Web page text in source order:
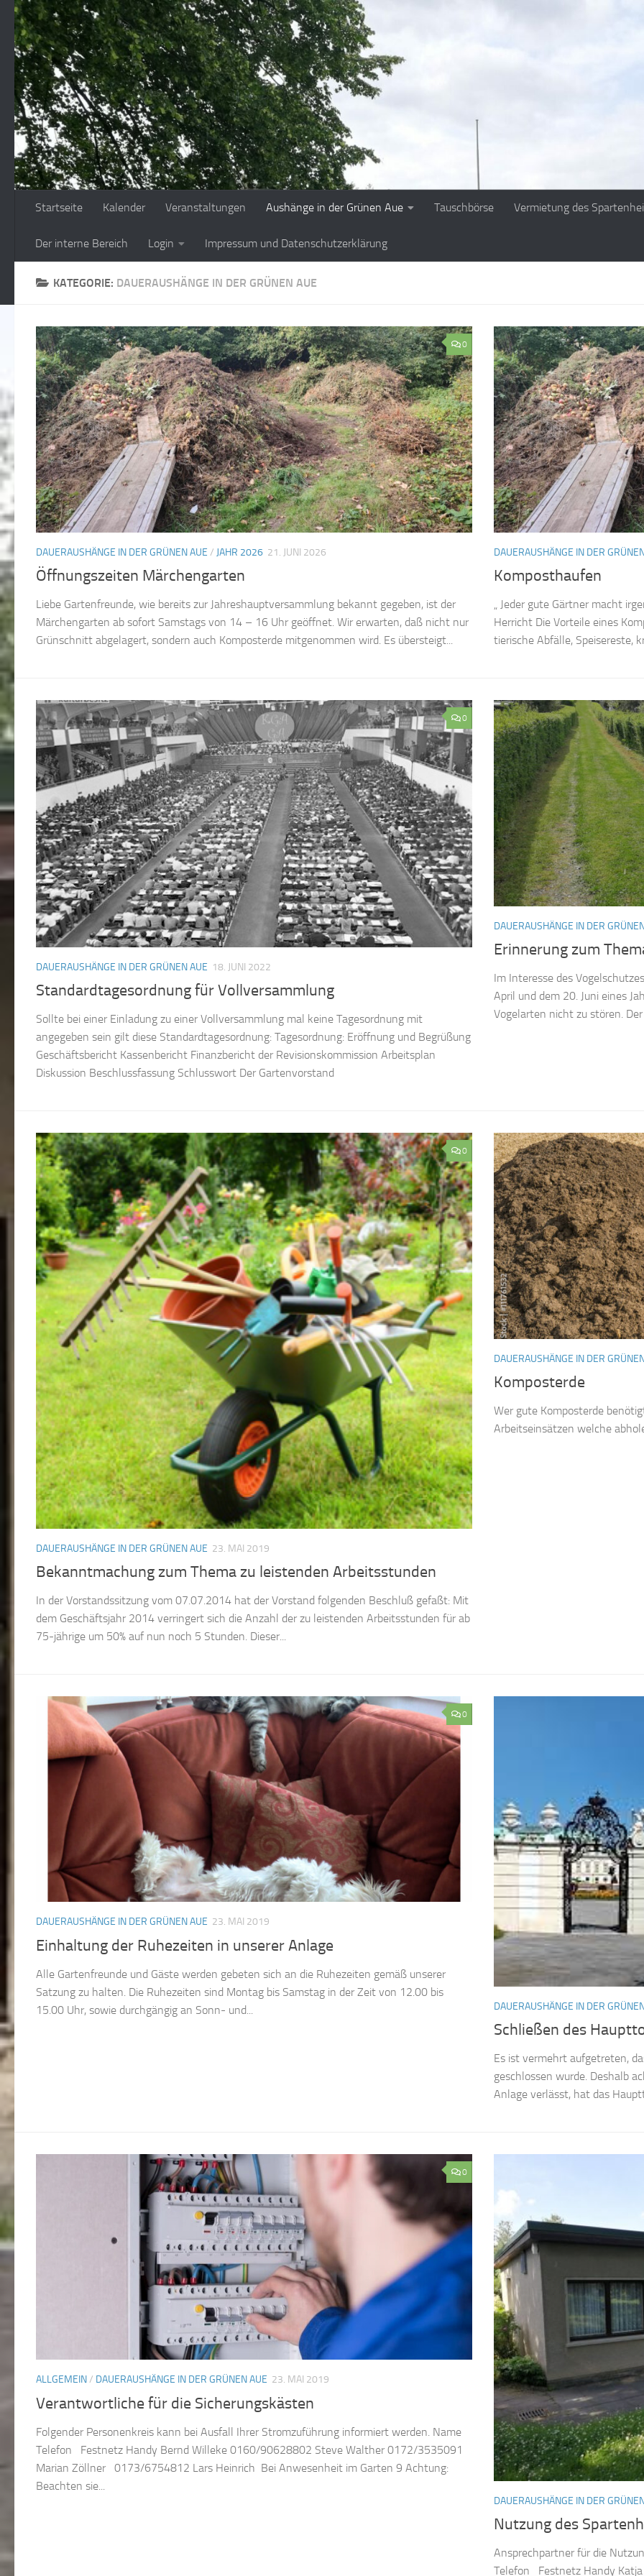
Zum Inhalt springen
Startseite Kalender Veranstaltungen Aushänge in der Grünen Aue Tauschbörse Vermietung des
Der interne Bereich Login Impressum und Datenschutzerklärung
KATEGORIE: DAUERAUSHÄNGE IN DER GRÜNEN AUE
0
DAUERAUSHÄNGE IN DER GRÜNEN AUE / JAHR 2026 21. JUNI 2026
Öffnungszeiten Märchengarten
Liebe Gartenfreunde, wie bereits zur Jahreshauptversammlung bekannt gegeben, ist der
Märchengarten ab sofort Samstags von 14 – 16 Uhr geöffnet. Wir erwarten, daß nicht nur
Grünschnitt abgelagert, sondern auch Komposterde mitgenommen wird. Es übersteigt...
DAUERAUSHÄNGE IN DER
Komposthaufen
„ Jeder gute Gärtner macht
Herricht Die Vorteile eines
tierische Abfälle, Speisereste,
0
DAUERAUSHÄNGE IN DER GRÜNEN AUE 18. JUNI 2022
Standardtagesordnung für Vollversammlung
Sollte bei einer Einladung zu einer Vollversammlung mal keine Tagesordnung mit
angegeben sein gilt diese Standardtagesordnung: Tagesordnung: Eröffnung und Begrüßung
Geschäftsbericht Kassenbericht Finanzbericht der Revisionskommission Arbeitsplan
Diskussion Beschlussfassung Schlusswort Der Gartenvorstand
DAUERAUSHÄNGE IN DER
Erinnerung zum
Im Interesse des
April und dem 20. Juni eines
Vogelarten nicht zu stören.
0
DAUERAUSHÄNGE IN DER GRÜNEN AUE 23. MAI 2019
Bekanntmachung zum Thema zu leistenden Arbeitsstunden
In der Vorstandssitzung vom 07.07.2014 hat der Vorstand folgenden Beschluß gefaßt: Mit
dem Geschäftsjahr 2014 verringert sich die Anzahl der zu leistenden Arbeitsstunden für ab
75-jährige um 50% auf nun noch 5 Stunden. Dieser...
DAUERAUSHÄNGE IN DER
Komposterde
Wer gute Komposterde
Arbeitseinsätzen welche
0
DAUERAUSHÄNGE IN DER GRÜNEN AUE 23. MAI 2019
Einhaltung der Ruhezeiten in unserer Anlage
Alle Gartenfreunde und Gäste werden gebeten sich an die Ruhezeiten gemäß unserer
Satzung zu halten. Die Ruhezeiten sind Montag bis Samstag in der Zeit von 12.00 bis
15.00 Uhr, sowie durchgängig an Sonn- und...
DAUERAUSHÄNGE IN DER
Schließen des
Es ist vermehrt aufgetreten,
geschlossen wurde. Deshalb
Anlage verlässt, hat das
0
ALLGEMEIN/ DAUERAUSHÄNGE IN DER GRÜNEN AUE 23. MAI 2019
Verantwortliche für die Sicherungskästen
Folgender Personenkreis kann bei Ausfall Ihrer Stromzuführung informiert werden. Name
Telefon Festnetz Handy Bernd Willeke 0160/90628802 Steve Walther 0172/3535091
Marian Zöllner 0173/6754812 Lars Heinrich Bei Anwesenheit im Garten 9 Achtung:
Beachten sie...
DAUERAUSHÄNGE IN DER
Nutzung des
Ansprechpartner für die
Telefon Festnetz Handy